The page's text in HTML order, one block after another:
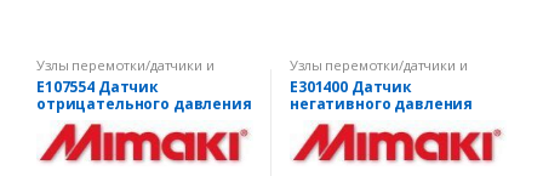
Узлы перемотки/датчики и
прочее Mimaki
E107554 Датчик
отрицательного давления
JFX500
Узлы перемотки/датчики и
прочее Mimaki
E301400 Датчик
негативного давления
JFX200EX